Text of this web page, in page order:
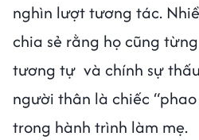
nghìn lượt tương tác.
chia sẻ rằng họ cũng
tương tự và chính sự
người thân là chiếc
trong hành trình làm mẹ.